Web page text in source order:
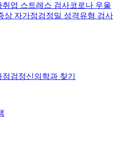
취업 스트레스 검사코로나 우울
상 자가점검정밀 성격유형 검사
점검정신의학과 찾기